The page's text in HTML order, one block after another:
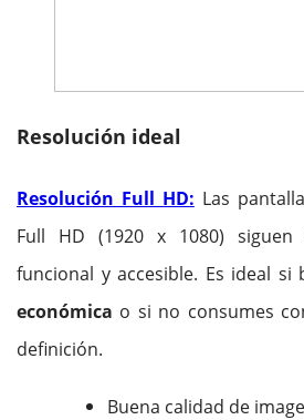
Resolución ideal
Resolución Full HD: Las
Full HD (1920 x 1080)
funcional y accesible. Es ideal si
económica o si no consumes
definición.
Buena calidad de